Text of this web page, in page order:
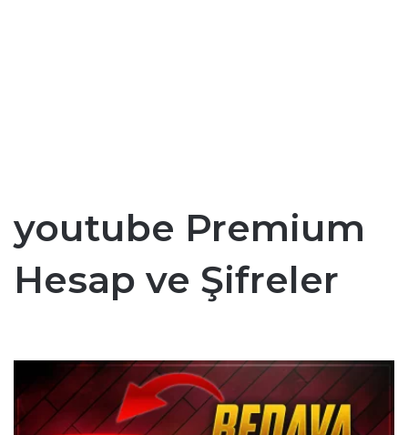
youtube Premium
Hesap ve Şifreler